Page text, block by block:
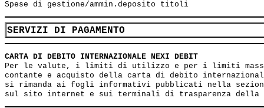
SERVIZI DI PAGAMENTO
CARTA DI DEBITO INTERNAZIONALE NEXI DEBIT
Per le valute, i limiti di utilizzo e per i limiti
contante e acquisto della carta di debito
si rimanda ai fogli informativi pubblicati nella